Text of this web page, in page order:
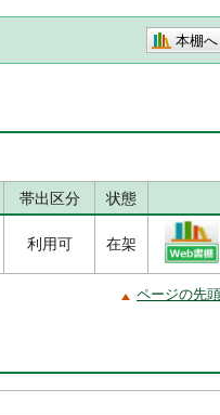
本棚へ
帯出区分 状態
利用可 在架
ページの先